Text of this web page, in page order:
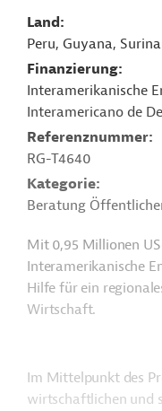
Land
Peru, Guyana,
Finanzierung
Interamerikanische
Interamericano de
Referenznummer
RG-T4640
Kategorie
Beratung
Mit 0,95 Millionen
Interamerikanische
Hilfe für ein
Wirtschaft.
Im Mittelpunkt des
wirtschaftlichen und